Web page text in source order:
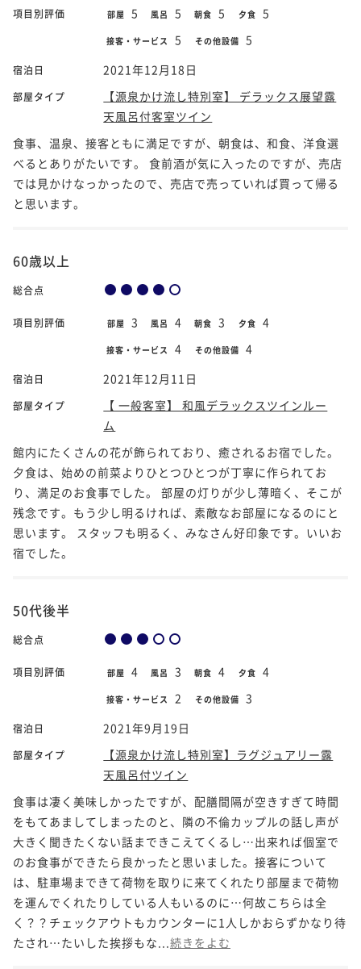
項目別評価 部屋 5 風呂 5 朝食 5 夕食 5
接客・サービス 5 その他設備 5
宿泊日 2021年12月18日
部屋タイプ
【源泉かけ流し特別室】 デラックス展望露
天風呂付客室ツイン
食事、温泉、接客ともに満足ですが、朝食は、和食、洋食選
べるとありがたいです。 食前酒が気に入ったのですが、売店
では見かけなっかったので、売店で売っていれば買って帰る
と思います。
60歳以上
総合点
項目別評価 部屋 3 風呂 4 朝食 3 夕食 4
接客・サービス 4 その他設備 4
宿泊日 2021年12月11日
部屋タイプ
【 一般客室】 和風デラックスツインルー
ム
館内にたくさんの花が飾られており、癒されるお宿でした。
夕食は、始めの前菜よりひとつひとつが丁寧に作られてお
り、満足のお食事でした。 部屋の灯りが少し薄暗く、そこが
残念です。もう少し明るければ、素敵なお部屋になるのにと
思います。 スタッフも明るく、みなさん好印象です。いいお
宿でした。
50代後半
総合点
項目別評価 部屋 4 風呂 3 朝食 4 夕食 4
接客・サービス 2 その他設備 3
宿泊日 2021年9月19日
部屋タイプ
【源泉かけ流し特別室】ラグジュアリー露
天風呂付ツイン
食事は凄く美味しかったですが、配膳間隔が空きすぎて時間
をもてあましてしまったのと、隣の不倫カップルの話し声が
大きく聞きたくない話まできこえてくるし…出来れば個室で
のお食事ができたら良かったと思いました。接客について
は、駐車場まできて荷物を取りに来てくれたり部屋まで荷物
を運んでくれたりしている人もいるのに…何故こちらは全
く？？チェックアウトもカウンターに1人しかおらずかなり待
たされ…たいした挨拶もな... 続きをよむ